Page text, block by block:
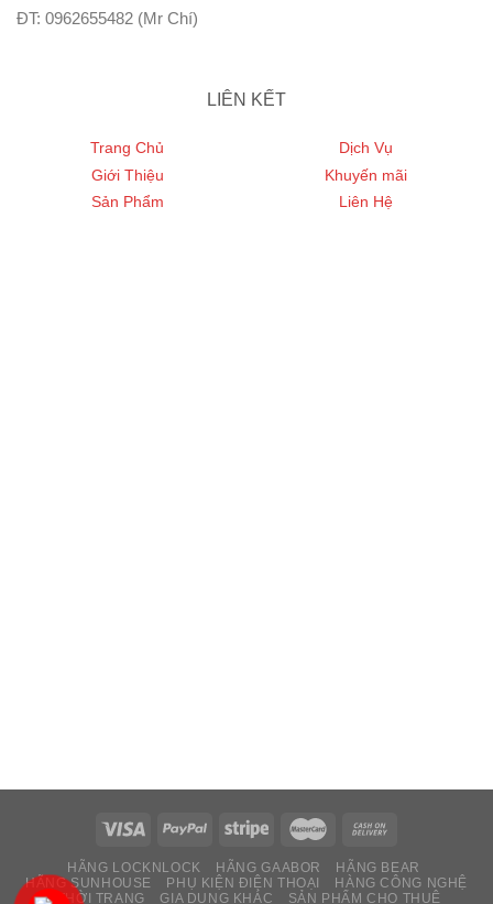
ĐT: 0962655482 (Mr Chí)
LIÊN KẾT
Trang Chủ
Giới Thiệu
Sản Phẩm
Dịch Vụ
Khuyến mãi
Liên Hệ
HÃNG LOCKNLOCK HÃNG GAABOR
HÃNG BEAR
HÃNG SUNHOUSE
PHỤ KIỆN ĐIỆN THOẠI
HÀNG CÔNG NGHỆ
THỜI TRANG
GIA DỤNG KHÁC SẢN PHẨM CHO THUÊ